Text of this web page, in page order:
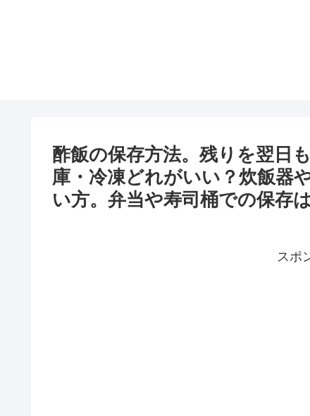
酢飯の保存方法。残りを翌日
庫・冷凍どれがいい？炊飯器
い方。弁当や寿司桶での保存
スポ